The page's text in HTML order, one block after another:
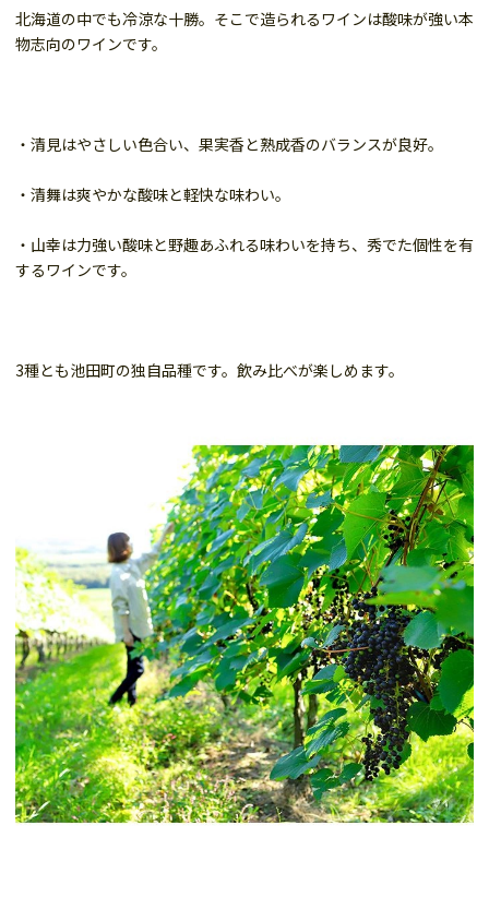
北海道の中でも冷涼な十勝。そこで造られるワインは酸味が強い本
物志向のワインです。
・清見はやさしい色合い、果実香と熟成香のバランスが良好。
・清舞は爽やかな酸味と軽快な味わい。
・山幸は力強い酸味と野趣あふれる味わいを持ち、秀でた個性を有
するワインです。
3種とも池田町の独自品種です。飲み比べが楽しめます。